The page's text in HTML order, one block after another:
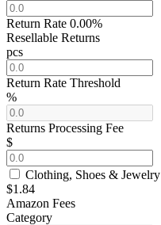
Return Rate 0.00%
Resellable Returns
pcs
Return Rate Threshold
%
Returns Processing Fee
$
Clothing, Shoes & Jewelry
$1.84
Amazon Fees
Category